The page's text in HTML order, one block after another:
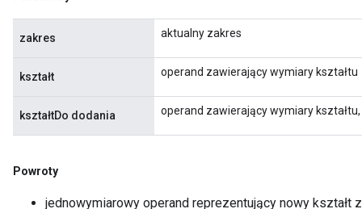
zakres aktualny zakres
kształt operand zawierający wymiary kształtu
kształtDo dodania operand zawierający wymiary
Powroty
jednowymiarowy operand reprezentujący nowy kształt